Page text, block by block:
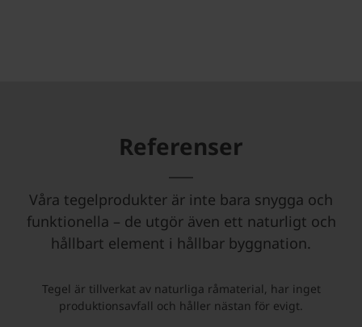
Referenser
Våra tegelprodukter är inte bara snygga och
funktionella – de utgör även ett naturligt och
hållbart element i hållbar byggnation.
Tegel är tillverkat av naturliga råmaterial, har inget
produktionsavfall och håller nästan för evigt.